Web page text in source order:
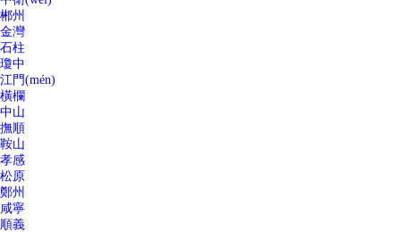
郴州
金灣
石柱
瓊中
江門(mén)
橫欄
中山
撫順
鞍山
孝感
松原
鄭州
咸寧
順義